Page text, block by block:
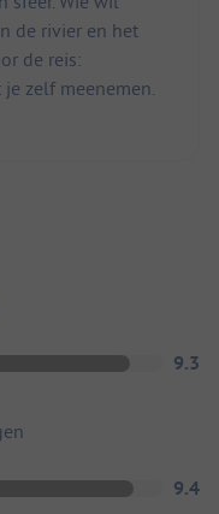
de rivier en het
de reis:
zelf meenemen.
9.3
9.4